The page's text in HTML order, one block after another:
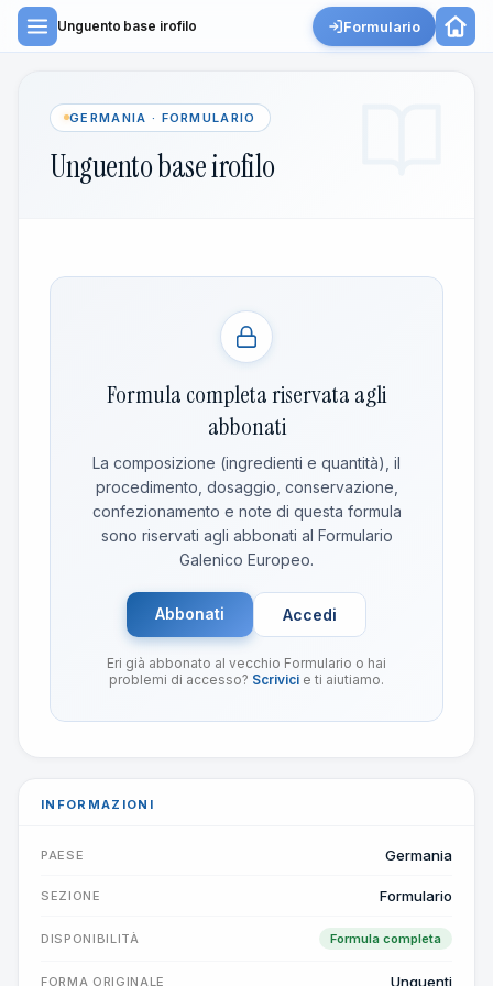
Unguento base irofilo Formulario
GERMANIA · FORMULARIO
Unguento base irofilo
Formula completa riservata agli
abbonati
La composizione (ingredienti e quantità), il
procedimento, dosaggio, conservazione,
confezionamento e note di questa formula
sono riservati agli abbonati al Formulario
Galenico Europeo.
Abbonati Accedi
Eri già abbonato al vecchio Formulario o hai
problemi di accesso? Scrivici e ti aiutiamo.
INFORMAZIONI
PAESE Germania
SEZIONE Formulario
DISPONIBILITÀ Formula completa
FORMA ORIGINALE Unguenti